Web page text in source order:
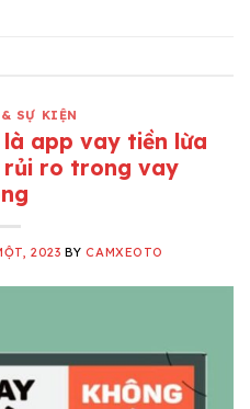
SỰ KIỆN
app vay tiền lừa
rủi ro trong vay
2023 BYCAMXEOTO